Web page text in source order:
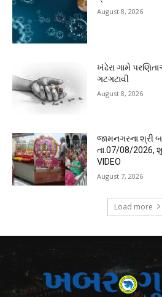
August 8, 2026
ખંઢેરા ગામે
ગટગટાવી
August 8, 2026
જામનગરના શ્રી
તા.07/08/2026,
VIDEO
August 7, 2026
Load more